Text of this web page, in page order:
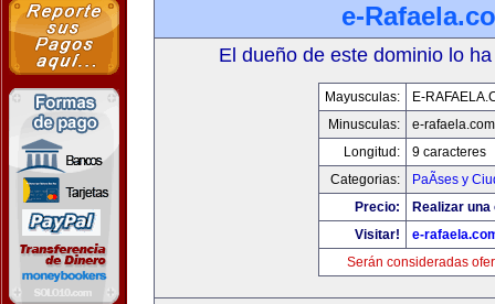
e-
El dueño de este dominio lo
Mayusculas:
E-
Minusculas:
e-rafaela.com
Longitud:
9 caracteres
Categorias:
PaÃ­ses y
Precio:
Realizar
Visitar!
e-
Serán consideradas